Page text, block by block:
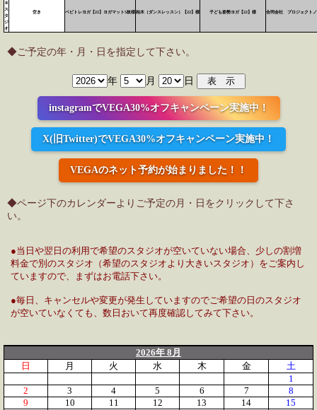
８
ス
タ
ジ
オ
空き ベビトレヨガ【22】ヨガマット5枚様柏木（ダンスレッスン）【22】様 子ども姿勢ヨガ【22】様 合同会社 プロジェクトノ
◆ご予定の年・月・日を指定して下さい。
年 月 日
instagramでVEGA30%オフキャンペーン実施中！
X(旧Twitter)でVEGA30%オフキャンペーン実施中！
VEGAのネット予約が始まりました！！
◆ページ下のカレンダーよりご予定の月・日をクリックして下さ
い。
●当日や翌日の利用で希望のスタジオが空いていない場合、少しの割増
料金で別のスタジオ（希望のスタジオより大きいスタジオ）をご案内し
ていますので、まずはお電話下さい。
●毎日、キャンセルや変更が発生していますのでご希望の日のスタジオ
が空いていなくても、数日おいて再度確認してみて下さい。
2026年 8月
日
月 火 水 木 金
土
1
2
3 4 5 6 7
8
9
10 11 12 13 14
15